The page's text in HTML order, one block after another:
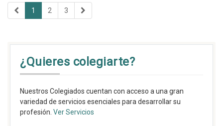
1 2 3
¿Quieres colegiarte?
Nuestros Colegiados cuentan con acceso a una gran
variedad de servicios esenciales para desarrollar su
profesión. Ver Servicios